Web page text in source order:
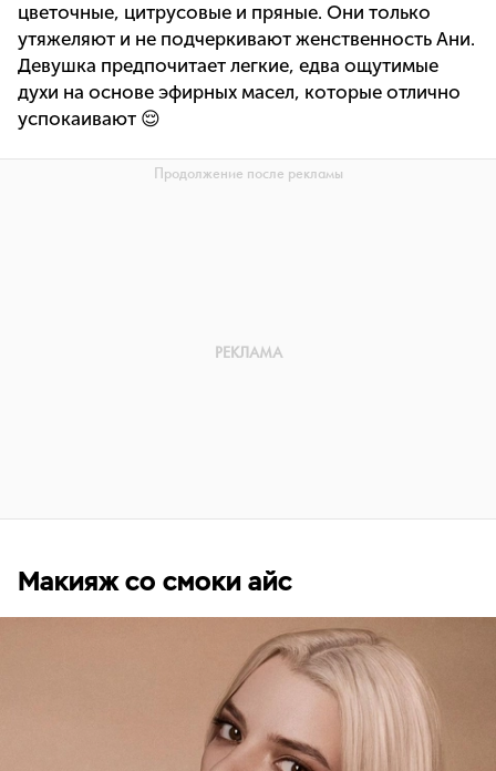
цветочные, цитрусовые и пряные. Они только
утяжеляют и не подчеркивают женственность Ани.
Девушка предпочитает легкие, едва ощутимые
духи на основе эфирных масел, которые отлично
успокаивают 😌
Макияж со смоки айс